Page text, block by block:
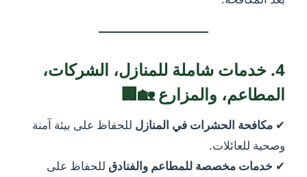
4. خدمات شاملة للمنازل، الشركات،
المطاعم، والمزارع 🏡🏢
✔ مكافحة الحشرات في المنازل للحفاظ على بيئة آمنة
وصحية للعائلات.
✔ خدمات مخصصة للمطاعم والفنادق للحفاظ على